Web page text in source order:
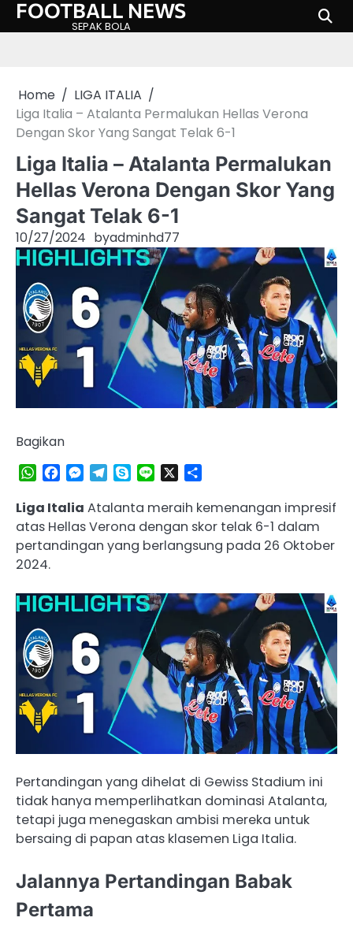
SkipFOOTBALL NEWS
SEPAK BOLA
Home
LIGA ITALIA
Liga Italia – Atalanta Permalukan Hellas Verona
Dengan Skor Yang Sangat Telak 6-1
Liga Italia – Atalanta Permalukan
Hellas Verona Dengan Skor Yang
Sangat Telak 6-1
10/27/2024 byadminhd77
Bagikan
WhatsApp
Facebook
Messenger
Telegram
SkypeLine
Liga Italia Atalanta meraih kemenangan impresif
atas Hellas Verona dengan skor telak 6-1 dalam
pertandingan yang berlangsung pada 26 Oktober
2024.
Pertandingan yang dihelat di Gewiss Stadium ini
tidak hanya memperlihatkan dominasi Atalanta,
tetapi juga menegaskan ambisi mereka untuk
bersaing di papan atas klasemen Liga Italia.
Jalannya Pertandingan Babak
Pertama